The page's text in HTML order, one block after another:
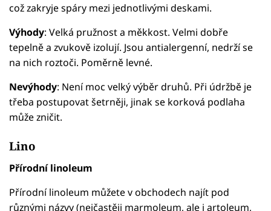
což zakryje spáry mezi jednotlivými deskami.
Výhody: Velká pružnost a měkkost. Velmi dobře
tepelně a zvukově izolují. Jsou antialergenní, nedrží se
na nich roztoči. Poměrně levné.
Nevýhody: Není moc velký výběr druhů. Při údržbě je
třeba postupovat šetrněji, jinak se korková podlaha
může zničit.
Lino
Přírodní linoleum
Přírodní linoleum můžete v obchodech najít pod
různými názvy (nejčastěji marmoleum, ale i artoleum,